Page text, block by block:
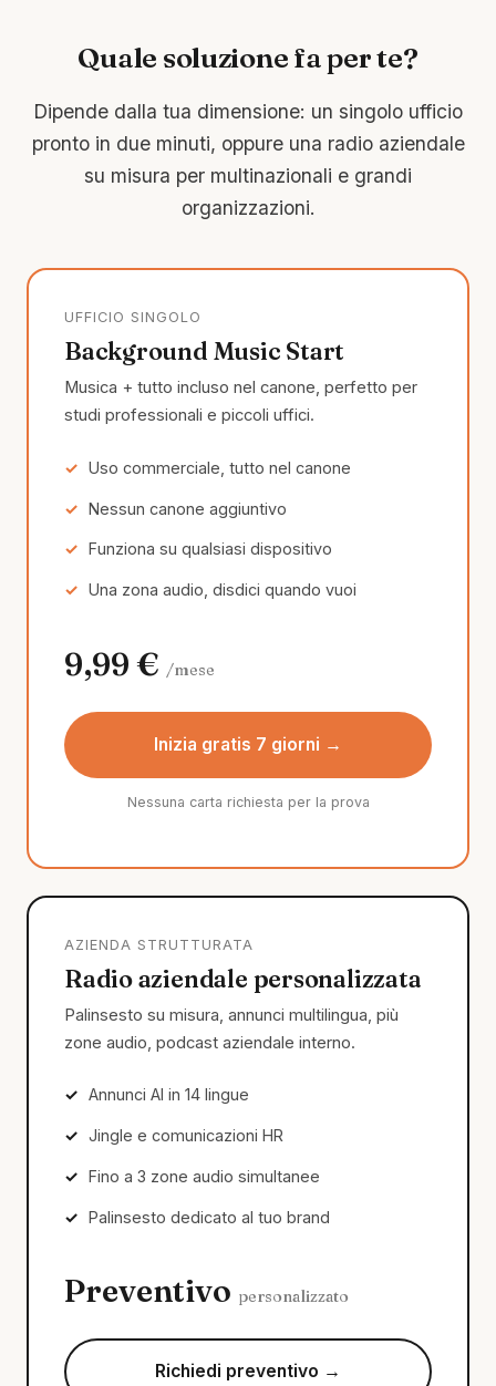
Quale soluzione fa per te?
Dipende dalla tua dimensione: un singolo ufficio
pronto in due minuti, oppure una radio aziendale
su misura per multinazionali e grandi
organizzazioni.
UFFICIO SINGOLO
Background Music Start
Musica + tutto incluso nel canone, perfetto per
studi professionali e piccoli uffici.
Uso commerciale, tutto nel canone
Nessun canone aggiuntivo
Funziona su qualsiasi dispositivo
Una zona audio, disdici quando vuoi
9,99 € /mese
Inizia gratis 7 giorni →
Nessuna carta richiesta per la prova
AZIENDA STRUTTURATA
Radio aziendale personalizzata
Palinsesto su misura, annunci multilingua, più
zone audio, podcast aziendale interno.
Annunci AI in 14 lingue
Jingle e comunicazioni HR
Fino a 3 zone audio simultanee
Palinsesto dedicato al tuo brand
Preventivo personalizzato
Richiedi preventivo →